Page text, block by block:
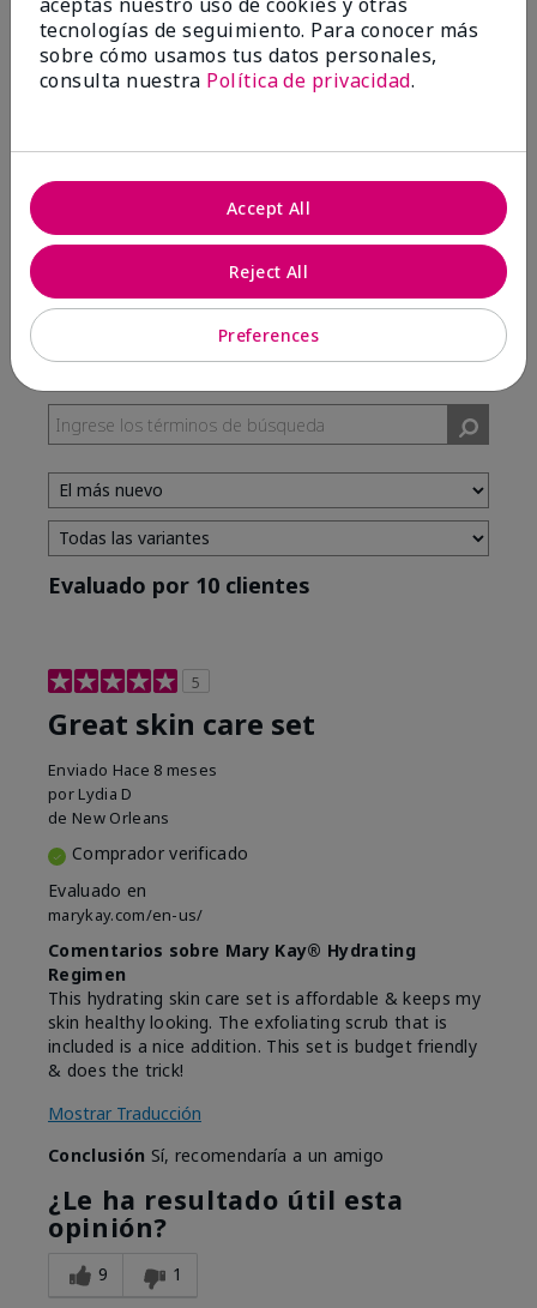
100%
Evaluado por 10 clientes
5
Great skin care set
Enviado Hace 8 meses
por Lydia D
de New Orleans
Comprador verificado
Evaluado en
marykay.com/en-us/
Comentarios sobre Mary Kay® Hydrating
Regimen
This hydrating skin care set is affordable & keeps my
skin healthy looking. The exfoliating scrub that is
included is a nice addition. This set is budget friendly
& does the trick!
Mostrar Traducción
Conclusión Sí, recomendaría a un amigo
¿Le ha resultado útil esta
opinión?
9 1
tecnologías de seguimiento. Para conocer más
sobre cómo usamos tus datos personales,
consulta nuestra Política de privacidad.
Preferences
Reject All
Accept All